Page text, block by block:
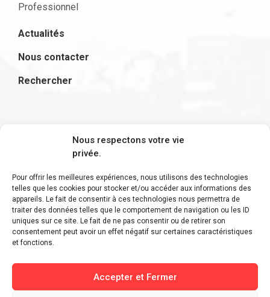
Nous respectons votre vie
privée.
Pour offrir les meilleures expériences, nous utilisons des technologies
telles que les cookies pour stocker et/ou accéder aux informations des
appareils. Le fait de consentir à ces technologies nous permettra de
traiter des données telles que le comportement de navigation ou les ID
uniques sur ce site. Le fait de ne pas consentir ou de retirer son
consentement peut avoir un effet négatif sur certaines caractéristiques
et fonctions.
Accepter et Fermer
Professionnel
Actualités
Nous contacter
Rechercher
S'inscrire à la newsletter
Restez informé des derniers ajouts et des
dernières actualités !